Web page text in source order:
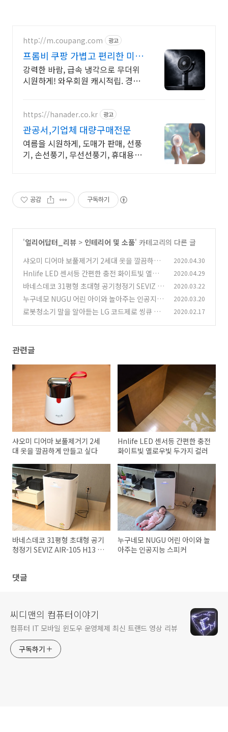
http://m.coupang.com 광고
프롬비 쿠팡 가볍고 편리한 미니
선풍기
강력한 바람, 급속 냉각으로 무더위
시원하게! 와우회원 캐시적립. 경량
https://hanader.co.kr 광고
관공서,기업체 대량구매전문
여름을 시원하게, 도매가 판매, 선풍
기, 손선풍기, 무선선풍기, 휴대용선
공감 구독하기
'얼리어답터_리뷰 > 인테리어 및 소품' 카테고리의 다른 글
샤오미 디어마 보풀제거기 2세대 옷을 깔끔하게
만들고 싶다 (6)
2020.04.30
Hnlife LED 센서등 간편한 충전 화이트빛 옐로
우빛 두가지 컬러
(7)
2020.04.29
바네스데코 31평형 초대형 공기청정기 SEVIZ AI
R-105 H13 헤파필터 음이온 기능까지 (3)
2020.03.22
누구네모 NUGU 어린 아이와 놀아주는 인공지능
스피커
(7)
2020.03.20
로봇청소기 말을 알아듣는 LG 코드제로 씽큐 R9
2020.02.17
관련글
샤오미 디어마 보풀제거기 2세
대 옷을 깔끔하게 만들고 싶다
Hnlife LED 센서등 간편한 충전
화이트빛 옐로우빛 두가지 컬러
바네스데코 31평형 초대형 공기
청정기 SEVIZ AIR-105 H13 헤
누구네모 NUGU 어린 아이와 놀
아주는 인공지능 스피커
댓글
씨디맨의 컴퓨터이야기
컴퓨터 IT 모바일 윈도우 운영체제 최신 트랜드 영상 리뷰
구독하기